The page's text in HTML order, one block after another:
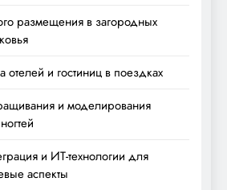
размещения в загородных
и гостиниц в поездках
и моделирования
и ИТ-технологии для
аспекты